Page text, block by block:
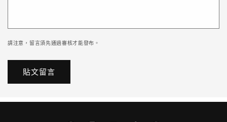
請注意，留言須先通過審核才能發布。